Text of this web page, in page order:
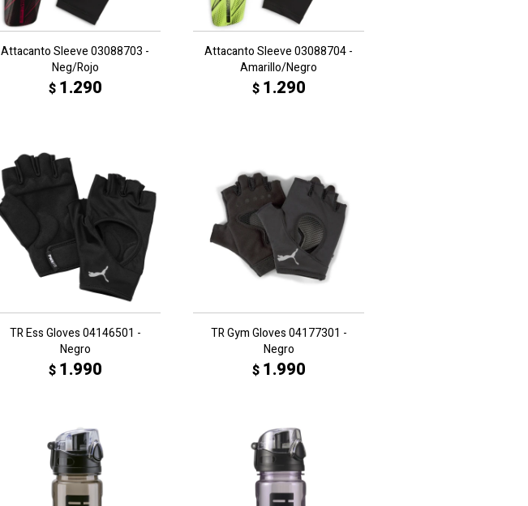
Attacanto Sleeve 03088703 -
Neg/Rojo
$ 1.290
Attacanto Sleeve 03088704 -
Amarillo/Negro
$ 1.290
TR Ess Gloves 04146501 -
Negro
$ 1.990
TR Gym Gloves 04177301 -
Negro
$ 1.990